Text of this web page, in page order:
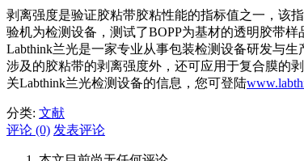
剥离强度是验证胶粘带胶粘性能的指标值之一，该
验机为检测设备，测试了BOPP为基材的透明胶带
Labthink兰光是一家专业从事包装检测设备研发与
涉及的胶粘带的剥离强度外，还可应用于复合膜的
关Labthink兰光检测设备的信息，您可登陆
分类: 文献
评论 (0) 发表评论